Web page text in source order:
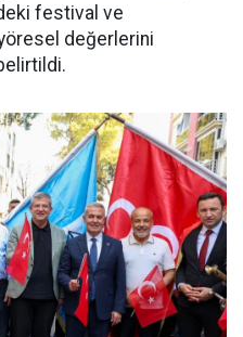
festival ve
yöresel değerlerini